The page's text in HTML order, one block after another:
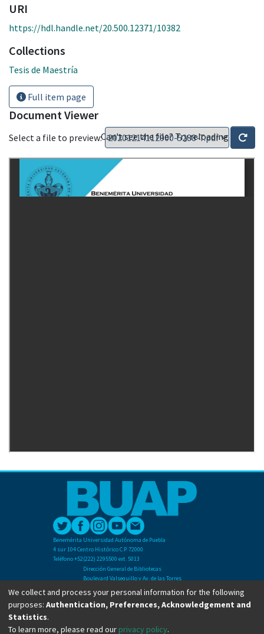
URI
https://hdl.handle.net/20.500.12371/10382
Collections
Tesis de Maestría
Full item page
Document Viewer
Select a file to preview:Can't see the file? Try reloading
Benemérita Universidad Autónoma de Puebla
4 sur 104 Centro Histórico C.P. 72000
Teléfono +52(222) 2295500 ext. 5013
Dirección General de Bibliotecas
Boulevard Valsequillo y Av. de las Torres
Ciudad Universitaria. Col. San Manuel
C.P. 72570
Teléfono +52 (222) 2295500 Ext 2901
We collect and process your personal information for the following
purposes: Authentication, Preferences, Acknowledgement and
Statistics.
To learn more, please read our privacy policy.